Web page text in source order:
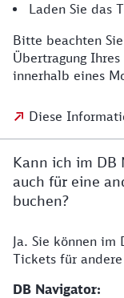
Laden Sie das
Bitte beachten
Übertragung
innerhalb eines
Diese
Kann ich im DB
auch für eine
buchen?
Ja. Sie können
Tickets für
DB Navigator: